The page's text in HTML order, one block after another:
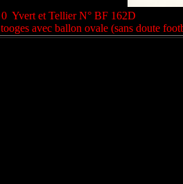
Yvert et Tellier N° BF 162D
avec ballon ovale (sans doute